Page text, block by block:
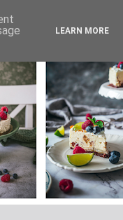
LEARN MORE